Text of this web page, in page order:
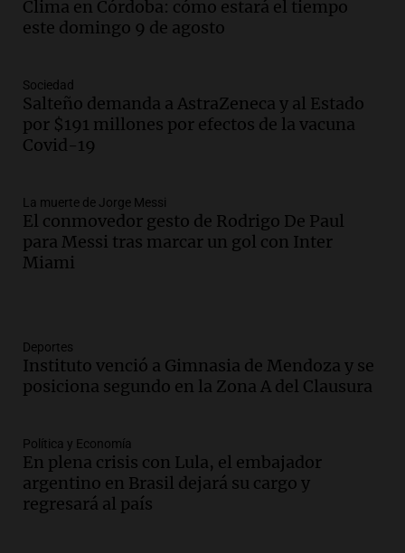
Clima en Córdoba: cómo estará el tiempo
este domingo 9 de agosto
Sociedad
Salteño demanda a AstraZeneca y al Estado
por $191 millones por efectos de la vacuna
Covid-19
La muerte de Jorge Messi
El conmovedor gesto de Rodrigo De Paul
para Messi tras marcar un gol con Inter
Miami
Deportes
Instituto venció a Gimnasia de Mendoza y se
posiciona segundo en la Zona A del Clausura
Política y Economía
En plena crisis con Lula, el embajador
argentino en Brasil dejará su cargo y
regresará al país